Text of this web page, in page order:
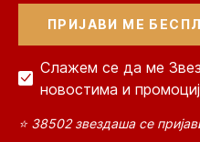
Слажем се да ме
новостима и
⭐ 38502 звездаша се